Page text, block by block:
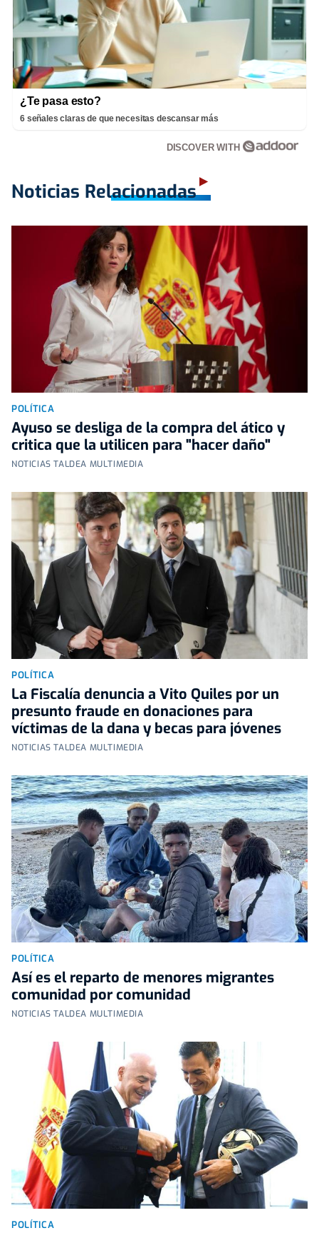
¿Te pasa esto?
6 señales claras de que necesitas descansar más
DISCOVER WITH
Noticias Relacionadas
POLÍTICA
Ayuso se desliga de la compra del ático y
critica que la utilicen para "hacer daño"
NOTICIAS TALDEA MULTIMEDIA
POLÍTICA
La Fiscalía denuncia a Vito Quiles por un
presunto fraude en donaciones para
víctimas de la dana y becas para jóvenes
NOTICIAS TALDEA MULTIMEDIA
POLÍTICA
Así es el reparto de menores migrantes
comunidad por comunidad
NOTICIAS TALDEA MULTIMEDIA
POLÍTICA